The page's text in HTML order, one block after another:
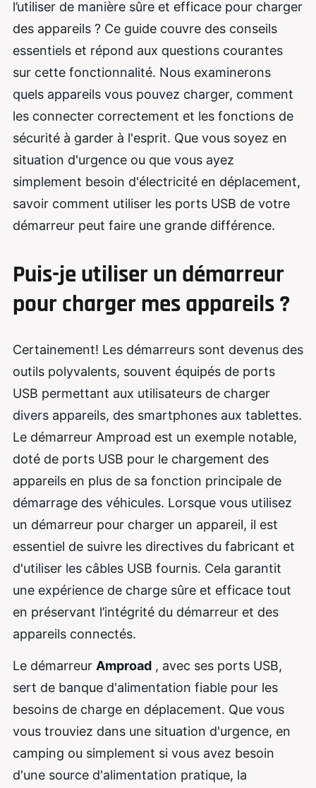
l’utiliser de manière sûre et efficace pour charger
des appareils ? Ce guide couvre des conseils
essentiels et répond aux questions courantes
sur cette fonctionnalité. Nous examinerons
quels appareils vous pouvez charger, comment
les connecter correctement et les fonctions de
sécurité à garder à l'esprit. Que vous soyez en
situation d'urgence ou que vous ayez
simplement besoin d'électricité en déplacement,
savoir comment utiliser les ports USB de votre
démarreur peut faire une grande différence.
Puis-je utiliser un démarreur
pour charger mes appareils ?
Certainement! Les démarreurs sont devenus des
outils polyvalents, souvent équipés de ports
USB permettant aux utilisateurs de charger
divers appareils, des smartphones aux tablettes.
Le démarreur Amproad est un exemple notable,
doté de ports USB pour le chargement des
appareils en plus de sa fonction principale de
démarrage des véhicules. Lorsque vous utilisez
un démarreur pour charger un appareil, il est
essentiel de suivre les directives du fabricant et
d'utiliser les câbles USB fournis. Cela garantit
une expérience de charge sûre et efficace tout
en préservant l’intégrité du démarreur et des
appareils connectés.
Le démarreur Amproad , avec ses ports USB,
sert de banque d'alimentation fiable pour les
besoins de charge en déplacement. Que vous
vous trouviez dans une situation d'urgence, en
camping ou simplement si vous avez besoin
d'une source d'alimentation pratique, la